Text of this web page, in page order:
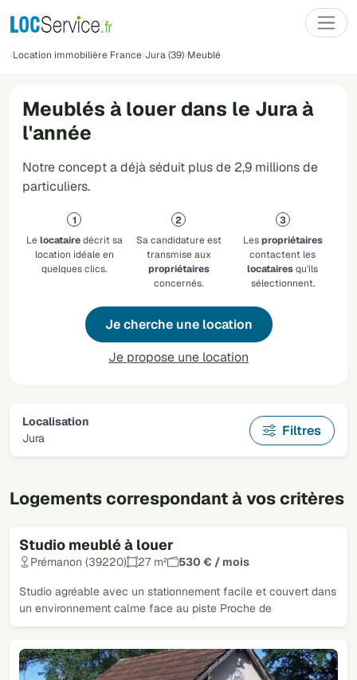
Location immobilière France Jura (39) Meublé
Meublés à louer dans le Jura à
l'année
Notre concept a déjà séduit plus de 2,9 millions de
particuliers.
Lelocatairedécrit sa
location idéale en
quelques clics.
Sa candidature est
transmise aux
propriétaires
concernés.
Lespropriétaires
contactent les
locatairesqu'ils
sélectionnent.
Je cherche une location
Je propose une location
Localisation
Jura
Filtres
Logements correspondant à vos critères
Studio meublé à louer
Prémanon (39220) 27 m² 530 € / mois
Studio agréable avec un stationnement facile et couvert dans
un environnement calme face au piste Proche de